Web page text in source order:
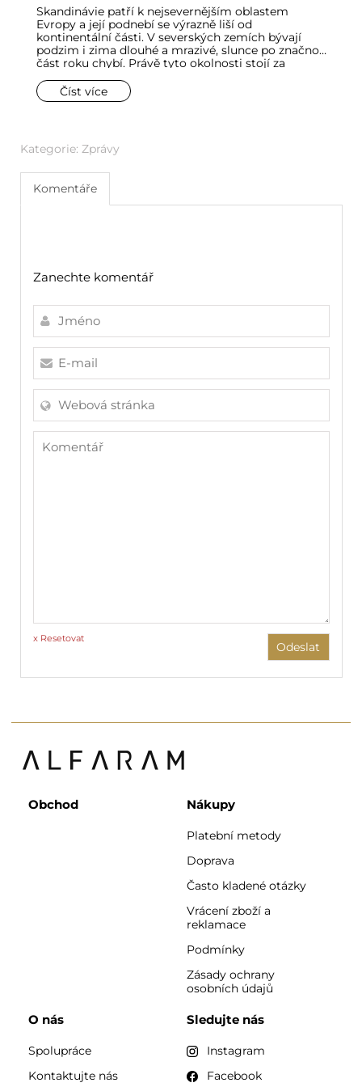
Skandinávie patří k nejsevernějším oblastem
Evropy a její podnebí se výrazně liší od
kontinentální části. V severských zemích bývají
podzim i zima dlouhé a mrazivé, slunce po značnou
část roku chybí. Právě tyto okolnosti stojí za
trendů vychází ze způsobu života, okolní přírody
nebo potřeb spojených s klimatem, ale ve
Číst více
Kategorie: Zprávy
Komentáře
Zanechte komentář
x Resetovat
Odeslat
Obchod Nákupy
Platební metody
Doprava
Často kladené otázky
Vrácení zboží a
reklamace
Podmínky
Zásady ochrany
osobních údajů
O nás
Spolupráce
Kontaktujte nás
Sledujte nás
Instagram
Facebook